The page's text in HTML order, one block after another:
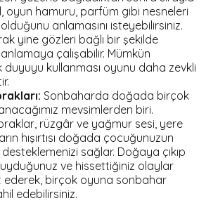
oyun hamuru, parfüm gibi nesneleri
anlamasını isteyebilirsiniz.
yine gözleri bağlı bir şekilde
çalışabilir. Mümkün
kullanması oyunu daha zevkli
Sonbaharda doğada birçok
mevsimlerden biri.
rüzgâr ve yağmur sesi, yere
hışırtısı doğada çocuğunuzun
sağlar. Doğaya çıkıp
ve hissettiğiniz olaylar
ederek, birçok oyuna sonbahar
edebilirsiniz.